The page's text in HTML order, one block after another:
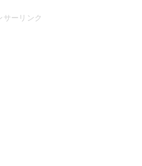
サーリンク